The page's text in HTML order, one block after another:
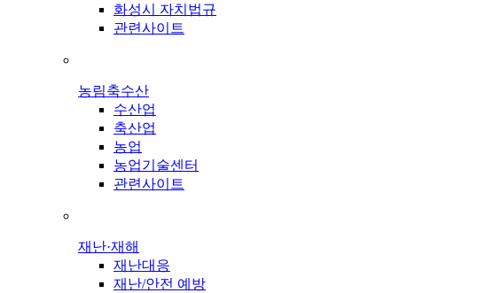
화성시 자치법규
관련사이트
농림축수산
수산업
축산업
농업
농업기술센터
관련사이트
재난·재해
재난대응
재난/안전 예방